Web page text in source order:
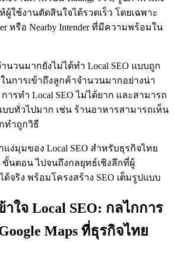
ใช้งานตัดสินใจได้รวดเร็ว โดยเฉพาะ
หรือ Nearby Intender ที่มีความพร้อมใน
นวนมากยังไม่ได้ทำ Local SEO แบบถูก
นการเข้าถึงลูกค้าจำนวนมากอย่างน่า
ารทำ Local SEO ไม่ได้ยาก และสามารถ
บบทั่วไปมาก เช่น ร้านอาหารสามารถเห็น
ทำถูกวิธี
ง่มุมของ Local SEO สำหรับธุรกิจไทย
นตอน ไปจนถึงกลยุทธ์เชิงลึกที่ผู้
จริง พร้อมโครงสร้าง SEO เต็มรูปแบบ
ใจ Local SEO: กลไกการ
Maps ที่ธุรกิจไทย